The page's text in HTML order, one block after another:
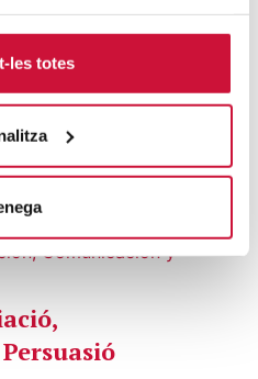
les totes
l’eficiència en el